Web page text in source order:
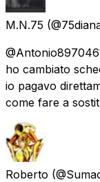
M.N.75
ho cambiato
io pagavo
come fare a
Roberto